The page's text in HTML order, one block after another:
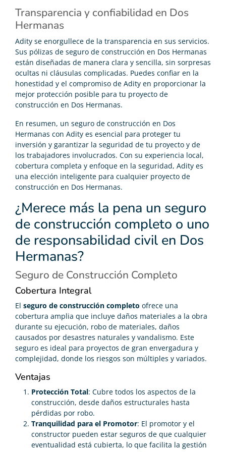
Transparencia y confiabilidad en Dos
Hermanas
Adity se enorgullece de la transparencia en sus servicios.
Sus pólizas de seguro de construcción en Dos Hermanas
están diseñadas de manera clara y sencilla, sin sorpresas
ocultas ni cláusulas complicadas. Puedes confiar en la
honestidad y el compromiso de Adity en proporcionar la
mejor protección posible para tu proyecto de
construcción en Dos Hermanas.
En resumen, un seguro de construcción en Dos
Hermanas con Adity es esencial para proteger tu
inversión y garantizar la seguridad de tu proyecto y de
los trabajadores involucrados. Con su experiencia local,
cobertura completa y enfoque en la seguridad, Adity es
una elección inteligente para cualquier proyecto de
construcción en Dos Hermanas.
¿Merece más la pena un seguro
de construcción completo o uno
de responsabilidad civil en Dos
Hermanas?
Seguro de Construcción Completo
Cobertura Integral
El seguro de construcción completo ofrece una
cobertura amplia que incluye daños materiales a la obra
durante su ejecución, robo de materiales, daños
causados por desastres naturales y vandalismo. Este
seguro es ideal para proyectos de gran envergadura y
complejidad, donde los riesgos son múltiples y variados.
Ventajas
Protección Total: Cubre todos los aspectos de la
construcción, desde daños estructurales hasta
pérdidas por robo.
Tranquilidad para el Promotor: El promotor y el
constructor pueden estar seguros de que cualquier
eventualidad está cubierta, lo que facilita la gestión